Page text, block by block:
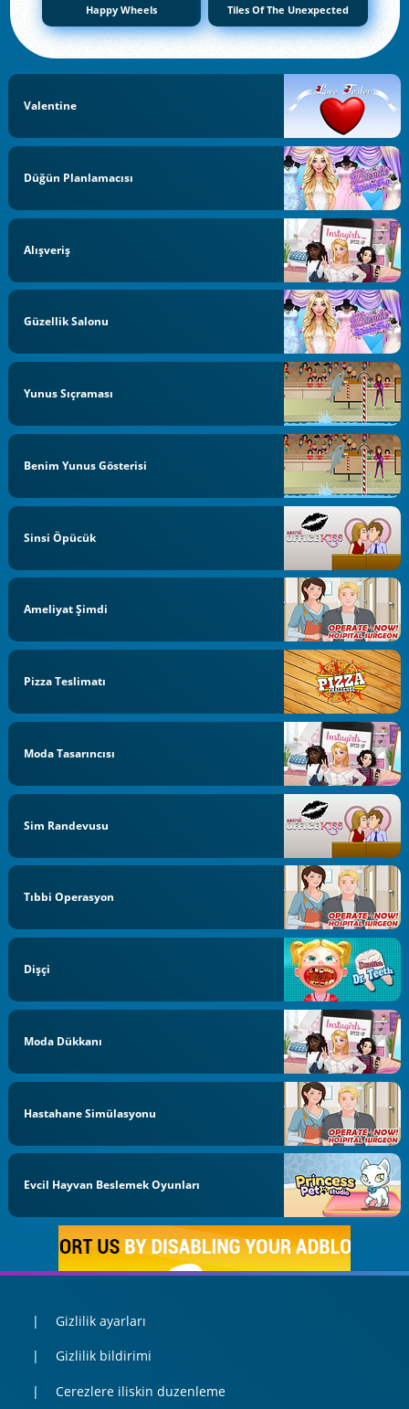
Happy Wheels Tiles Of The Unexpected
Valentine
Düğün Planlamacısı
Alışveriş
Güzellik Salonu
Yunus Sıçraması
Benim Yunus Gösterisi
Sinsi Öpücük
Ameliyat Şimdi
Pizza Teslimatı
Moda Tasarıncısı
Sim Randevusu
Tıbbi Operasyon
Dişçi
Moda Dükkanı
Hastahane Simülasyonu
Evcil Hayvan Beslemek Oyunları
Gizlilik ayarları
Gizlilik bildirimi
Cerezlere iliskin duzenleme